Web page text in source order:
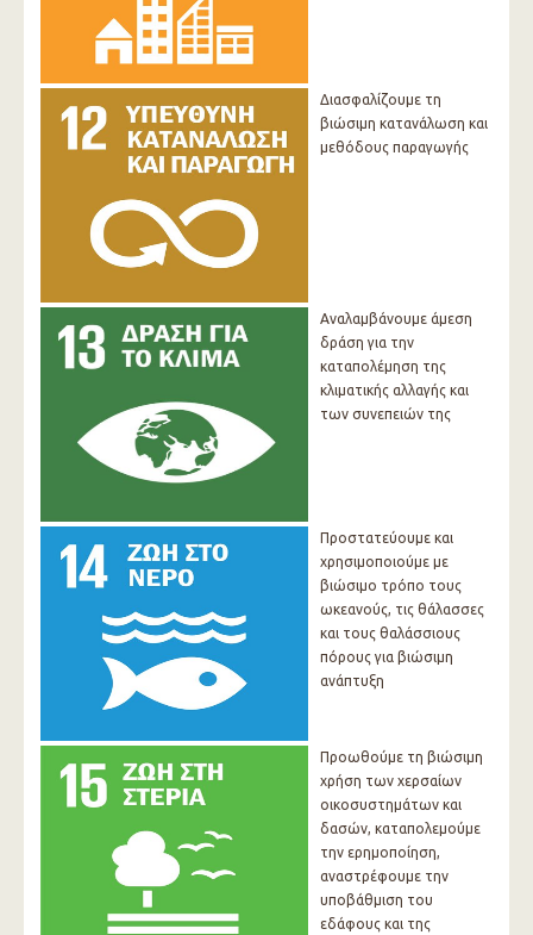
Διασφαλίζουμε τη
βιώσιμη κατανάλωση και
μεθόδους παραγωγής
Αναλαμβάνουμε άμεση
δράση για την
καταπολέμηση της
κλιματικής αλλαγής και
των συνεπειών της
Προστατεύουμε και
χρησιμοποιούμε με
βιώσιμο τρόπο τους
ωκεανούς, τις θάλασσες
και τους θαλάσσιους
πόρους για βιώσιμη
ανάπτυξη
Προωθούμε τη βιώσιμη
χρήση των χερσαίων
οικοσυστημάτων και
δασών, καταπολεμούμε
την ερημοποίηση,
αναστρέφουμε την
υποβάθμιση του
εδάφους και της